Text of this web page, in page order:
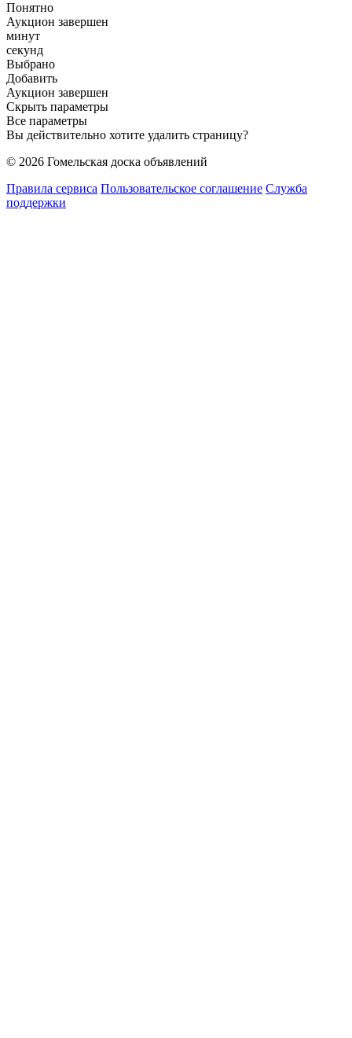
Понятно
Аукцион завершен
минут
секунд
Выбрано
Добавить
Аукцион завершен
Скрыть параметры
Все параметры
Вы действительно хотите удалить страницу?
© 2026 Гомельская доска объявлений
Правила сервиса Пользовательское соглашение Служба
поддержки